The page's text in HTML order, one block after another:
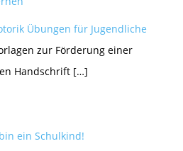
Übungen für Jugendliche
zur Förderung einer
Handschrift […]
ein Schulkind!